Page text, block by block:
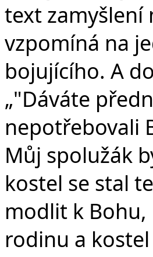
text zamyšlení
vzpomíná na
bojujícího. A
„"Dáváte
nepotřebovali
Můj spolužák
kostel se stal
modlit k
rodinu a